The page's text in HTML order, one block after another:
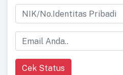
Cek Status